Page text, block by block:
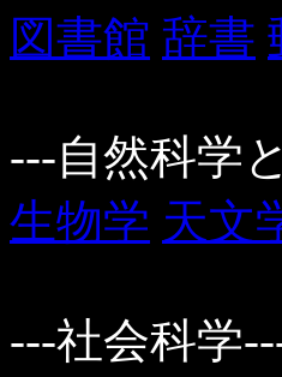
図書館 辞書
---自然科学
生物学 天文
---社会科学